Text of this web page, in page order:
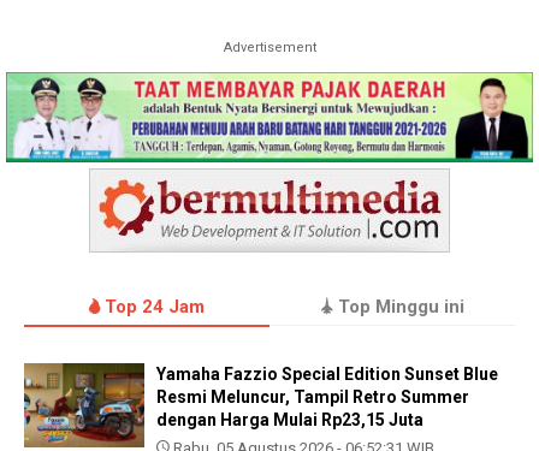
Advertisement
Top 24 Jam Top Minggu ini
Yamaha Fazzio Special Edition Sunset Blue
Resmi Meluncur, Tampil Retro Summer
dengan Harga Mulai Rp23,15 Juta